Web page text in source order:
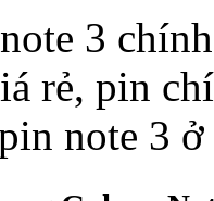
Bao da Samsung
Bao da Samsung
3
rẻ, pin
note 3 ở